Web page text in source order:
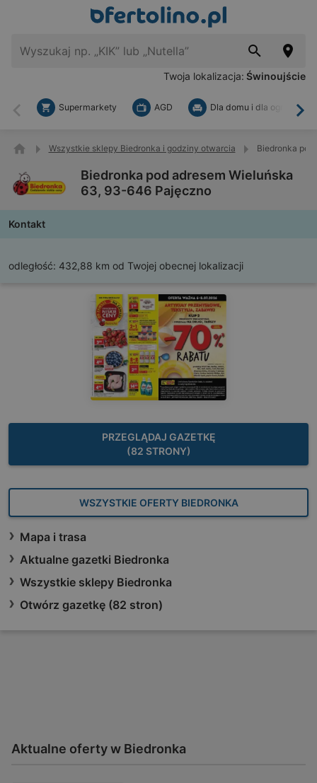
Twoja lokalizacja: Świnoujście
Wstecz
Supermarkety AGD Dla domu i dla ogrodu
Wszystkie sklepy Biedronka i godziny otwarcia Biedronka
Biedronka pod adresem Wieluńska
63, 93-646 Pajęczno
Kontakt
odległość: 432,88 km od Twojej obecnej lokalizacji
PRZEGLĄDAJ GAZETKĘ
(82 STRONY)
WSZYSTKIE OFERTY BIEDRONKA
Mapa i trasa
Aktualne gazetki Biedronka
Wszystkie sklepy Biedronka
Otwórz gazetkę (82 stron)
Aktualne oferty w Biedronka